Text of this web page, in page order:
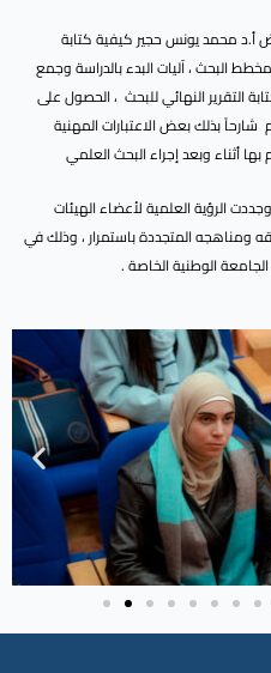
أ.د محمد يونس حجير كيفية كتابة
البحث ، آليات البدء بالدراسة وجمع
التقرير النهائي للبحث ، الحصول على
بذلك بعض الاعتبارات المهنية
بها أثناء وبعد إجراء البحث العلمي
الرؤية العلمية لأعضاء الهيئات
ومناهجه المتجددة باستمرار ، وذلك في
الوطنية الخاصة .